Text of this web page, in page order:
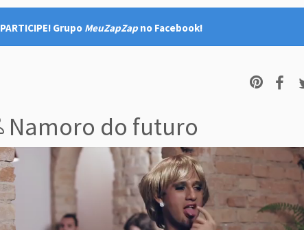
PARTICIPE! Grupo MeuZapZap no Facebook!
Namoro do futuro